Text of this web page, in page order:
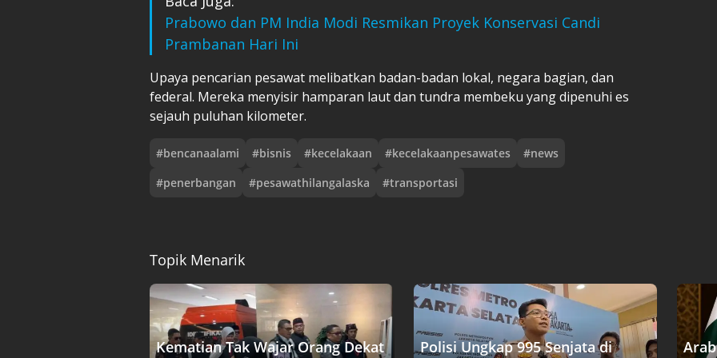
Prabowo dan PM India Modi Resmikan Proyek Konservasi Candi
Prambanan Hari Ini
Upaya pencarian pesawat melibatkan badan-badan lokal, negara bagian, dan
federal. Mereka menyisir hamparan laut dan tundra membeku yang dipenuhi es
sejauh puluhan kilometer.
#bencanaalami #bisnis #kecelakaan #kecelakaanpesawates #news
#penerbangan #pesawathilangalaska #transportasi
Topik Menarik
Kematian Tak Wajar Orang Dekat Polisi Ungkap 995 Senjata di